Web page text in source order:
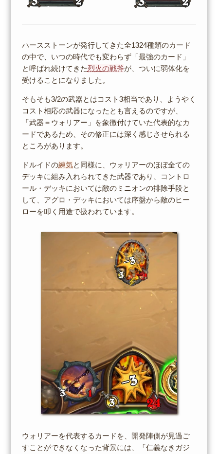
ハースストーンが発行してきた全1324種類のカード
の中で、いつの時代でも変わらず「最強のカード」
と呼ばれ続けてきた烈火の戦斧が、ついに弱体化を
受けることになりました。
そもそも3/2の武器とはコスト3相当であり、ようやく
コスト相応の武器になったとも言えるのですが、
「武器＝ウォリアー」を象徴付けていた代表的なカ
ードであるため、その修正には深く感じさせられる
ところがあります。
ドルイドの練気と同様に、ウォリアーのほぼ全ての
デッキに組み入れられてきた武器であり、コントロ
ール・デッキにおいては敵のミニオンの排除手段と
して、アグロ・デッキにおいては序盤から敵のヒー
ローを叩く用途で扱われています。
ウォリアーを代表するカードを、開発陣側が見過ご
すことができなくなった背景には、「仁義なきガジ